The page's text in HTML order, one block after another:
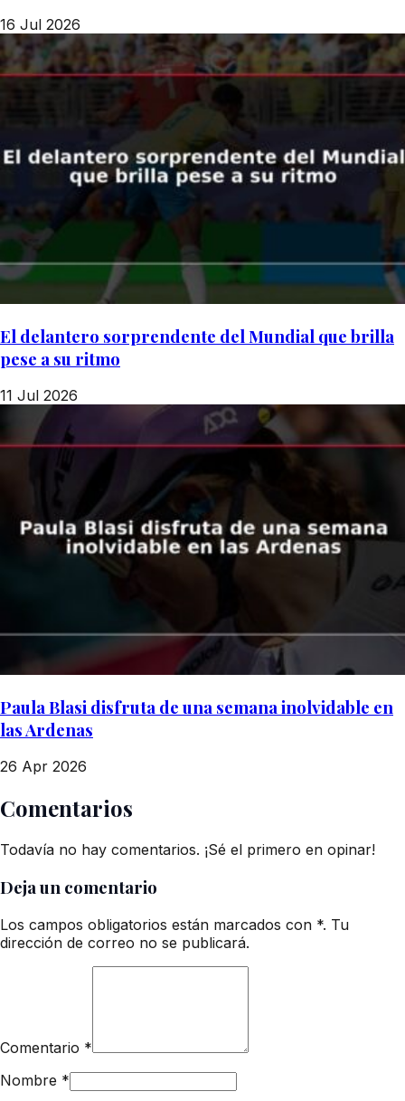
16 Jul 2026
El delantero sorprendente del Mundial que brilla
pese a su ritmo
11 Jul 2026
Paula Blasi disfruta de una semana inolvidable en
las Ardenas
26 Apr 2026
Comentarios
Todavía no hay comentarios. ¡Sé el primero en opinar!
Deja un comentario
Los campos obligatorios están marcados con *. Tu
dirección de correo no se publicará.
Comentario *
Nombre *